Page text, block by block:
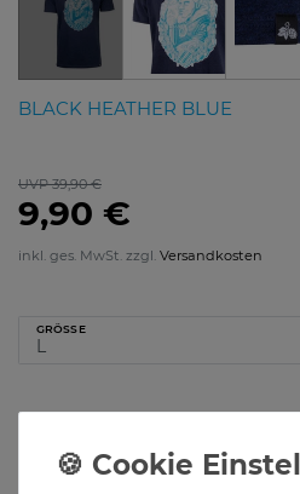
BLACK HEATHER BLUE
UVP 39,90 €
9,90 €
inkl. ges. MwSt. zzgl. Versandkosten
GRÖSSE
Hinzufügen